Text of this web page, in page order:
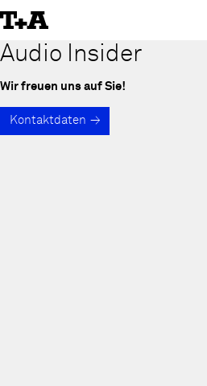
to
Content
Audio Insider
Wir freuen uns auf Sie!
Kontaktdaten